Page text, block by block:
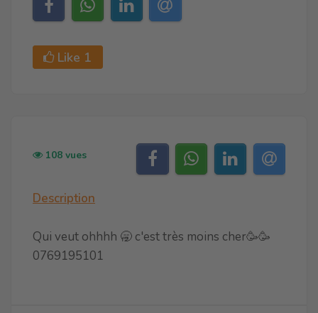
Like 1
108 vues
Description
Qui veut ohhhh 🥱 c'est très moins cher🥳🥳
0769195101